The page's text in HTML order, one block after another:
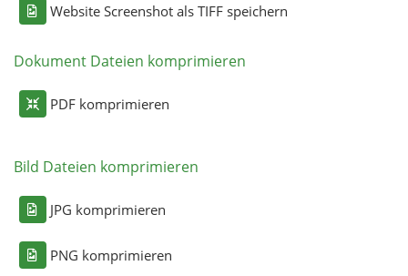
Website Screenshot als TIFF speichern
Dokument Dateien komprimieren
PDF komprimieren
Bild Dateien komprimieren
JPG komprimieren
PNG komprimieren